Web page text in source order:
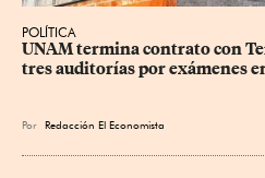
POLÍTICA
UNAM termina contrato con
tres auditorías por exámenes
Por Redacción El Economista